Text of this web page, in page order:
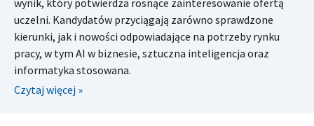
uczelni. Kandydatów przyciągają zarówno sprawdzone
kierunki, jak i nowości odpowiadające na potrzeby rynku
pracy, w tym AI w biznesie, sztuczna inteligencja oraz
informatyka stosowana.
Czytaj więcej »